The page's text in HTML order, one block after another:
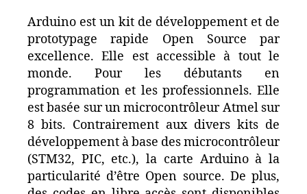
Arduino est un kit de développement et de
prototypage rapide Open Source par
excellence. Elle est accessible à tout le
monde. Pour les débutants en
programmation et les professionnels. Elle
est basée sur un microcontrôleur Atmel sur
8 bits. Contrairement aux divers kits de
développement à base des microcontrôleur
(STM32, PIC, etc.), la carte Arduino à la
particularité d’être Open source. De plus,